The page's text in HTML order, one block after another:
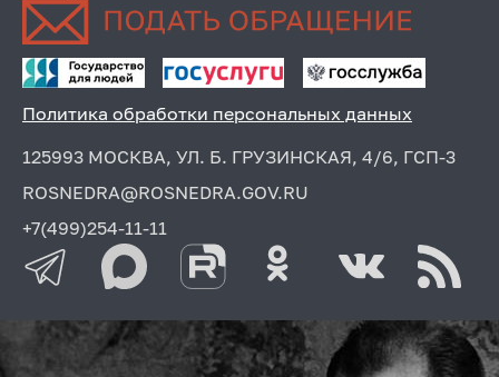
Политика обработки персональных данных
125993 МОСКВА, УЛ. Б. ГРУЗИНСКАЯ, 4/6, ГСП-3
ROSNEDRA@ROSNEDRA.GOV.RU
+7(499)254-11-11